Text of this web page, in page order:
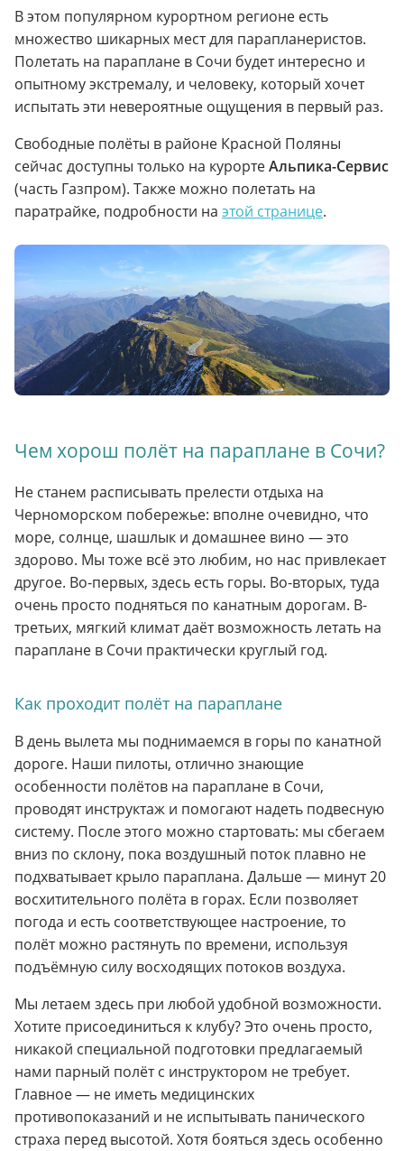
В этом популярном курортном регионе есть
множество шикарных мест для парапланеристов.
Полетать на параплане в Сочи будет интересно и
опытному экстремалу, и человеку, который хочет
испытать эти невероятные ощущения в первый раз.
Свободные полёты в районе Красной Поляны
сейчас доступны только на курортеАльпика-Сервис
(часть Газпром). Также можно полетать на
паратрайке, подробности на этой странице.
Чем хорош полёт на параплане в Сочи?
Не станем расписывать прелести отдыха на
Черноморском побережье: вполне очевидно, что
море, солнце, шашлык и домашнее вино — это
здорово. Мы тоже всё это любим, но нас привлекает
другое. Во-первых, здесь есть горы. Во-вторых, туда
очень просто подняться по канатным дорогам. В-
третьих, мягкий климат даёт возможность летать на
параплане в Сочи практически круглый год.
Как проходит полёт на параплане
В день вылета мы поднимаемся в горы по канатной
дороге. Наши пилоты, отлично знающие
особенности полётов на параплане в Сочи,
проводят инструктаж и помогают надеть подвесную
систему. После этого можно стартовать: мы сбегаем
вниз по склону, пока воздушный поток плавно не
подхватывает крыло параплана. Дальше — минут 20
восхитительного полёта в горах. Если позволяет
погода и есть соответствующее настроение, то
полёт можно растянуть по времени, используя
подъёмную силу восходящих потоков воздуха.
Мы летаем здесь при любой удобной возможности.
Хотите присоединиться к клубу? Это очень просто,
никакой специальной подготовки предлагаемый
нами парный полёт с инструктором не требует.
Главное — не иметь медицинских
противопоказаний и не испытывать панического
страха перед высотой. Хотя бояться здесь особенно